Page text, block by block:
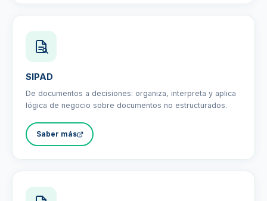
SIPAD
De documentos a decisiones: organiza, interpreta y aplica
lógica de negocio sobre documentos no estructurados.
Saber más